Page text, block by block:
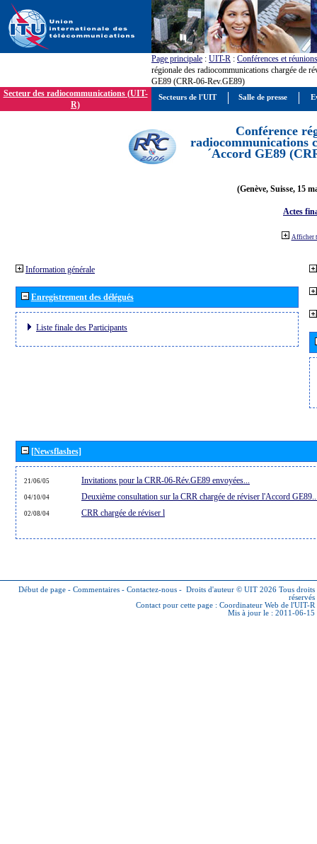
Page principale : UIT-R : Conférences et réunions
régionale des radiocommunications chargée de
GE89 (CRR-06-Rev.GE89)
Secteur des radiocommunications (UIT-
R)
Conférence
radiocommunications
´Accord GE89
(Genève, Suisse, 15
Actes
Afficher
Information générale
Enregistrement des délégués
Liste finale des Participants
[Newsflashes]
21/06/05 Invitations pour la CRR-06-Rév.GE89 envoyées...
04/10/04 Deuxième consultation sur la CRR chargée de réviser l'Accord
02/08/04 CRR chargée de réviser l
Début de page - Commentaires - Contactez-nous - Droits d'auteur © UIT 2026 Tous droits
réservés
Contact pour cette page : Coordinateur Web de l'UIT-R
Mis à jour le : 2011-06-15
Secteurs de l'UIT Salle de presse